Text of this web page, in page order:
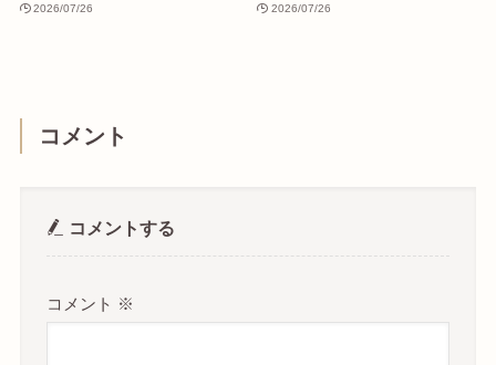
2026/07/26 2026/07/26
コメント
コメントする
コメント ※